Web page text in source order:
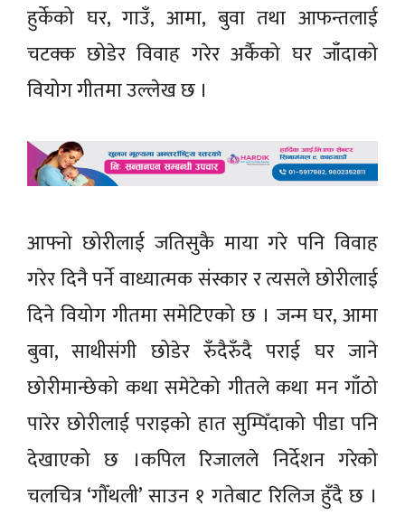
हुर्केको घर, गाउँ, आमा, बुवा तथा आफन्तलाई
चटक्क छोडेर विवाह गरेर अर्कैको घर जाँदाको
वियोग गीतमा उल्लेख छ ।
आफ्नो छोरीलाई जतिसुकै माया गरे पनि विवाह
गरेर दिनै पर्ने वाध्यात्मक संस्कार र त्यसले छोरीलाई
दिने वियोग गीतमा समेटिएको छ । जन्म घर, आमा
बुवा, साथीसंगी छोडेर रुँदैरुँदै पराई घर जाने
छोरीमान्छेको कथा समेटेको गीतले कथा मन गाँठो
पारेर छोरीलाई पराइको हात सुम्पिँदाको पीडा पनि
देखाएको छ ।कपिल रिजालले निर्देशन गरेको
चलचित्र ‘गौँथली’ साउन १ गतेबाट रिलिज हुँदै छ ।